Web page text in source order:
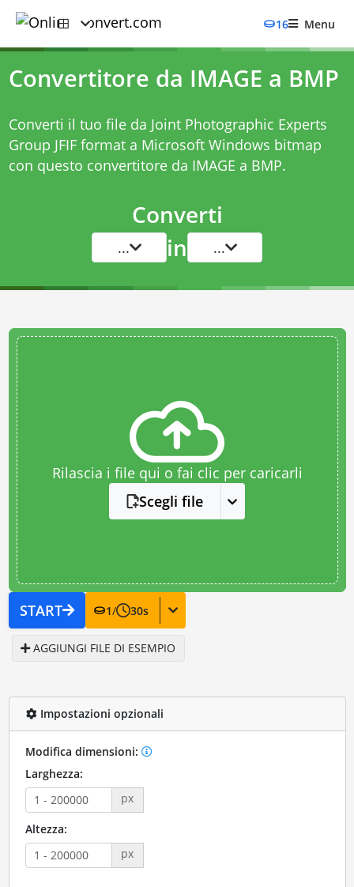
16 Menu
Convertitore da IMAGE a BMP
Converti il tuo file da Joint Photographic Experts
Group JFIF format a Microsoft Windows bitmap
con questo convertitore da IMAGE a BMP.
Converti
... in ...
Rilascia i file qui o fai clic per caricarli
Scegli file
START 1/ 30s
AGGIUNGI FILE DI ESEMPIO
Impostazioni opzionali
Modifica dimensioni:
Larghezza:
px
Altezza:
px